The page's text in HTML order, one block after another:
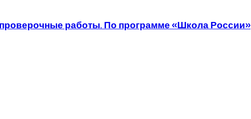
работы. По программе «Школа России»